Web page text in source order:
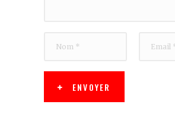
ENVOYER